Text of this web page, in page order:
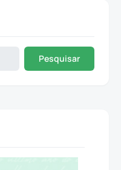
Pesquisar